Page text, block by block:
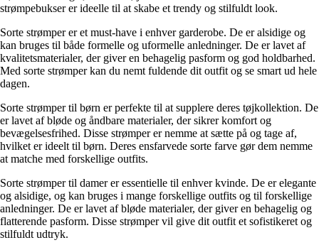
strømpebukser er ideelle til at skabe et trendy og stilfuldt look.
Sorte strømper er et must-have i enhver garderobe. De er alsidige og
kan bruges til både formelle og uformelle anledninger. De er lavet af
kvalitetsmaterialer, der giver en behagelig pasform og god holdbarhed.
Med sorte strømper kan du nemt fuldende dit outfit og se smart ud hele
dagen.
Sorte strømper til børn er perfekte til at supplere deres tøjkollektion. De
er lavet af bløde og åndbare materialer, der sikrer komfort og
bevægelsesfrihed. Disse strømper er nemme at sætte på og tage af,
hvilket er ideelt til børn. Deres ensfarvede sorte farve gør dem nemme
at matche med forskellige outfits.
Sorte strømper til damer er essentielle til enhver kvinde. De er elegante
og alsidige, og kan bruges i mange forskellige outfits og til forskellige
anledninger. De er lavet af bløde materialer, der giver en behagelig og
flatterende pasform. Disse strømper vil give dit outfit et sofistikeret og
stilfuldt udtryk.